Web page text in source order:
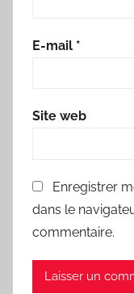
E-mail *
Site web
Enregistrer
dans le
commentaire.